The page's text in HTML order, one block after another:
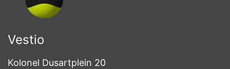
Vestio
Kolonel Dusartplein 20